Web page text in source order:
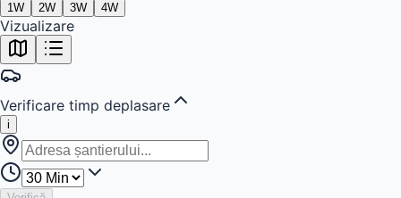
1W 2W 3W 4W
Vizualizare
Verificare timp deplasare
i